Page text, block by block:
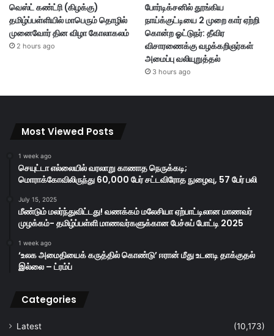
வெஸ்ட் கண்ட்ரி (கிழக்கு)
தமிழ்ப்பள்ளியில் மாபெரும் தொழில்
முனைவோர் தின விழா கோலாகலம்
2 hours ago
போர்டிக்சனில் தூங்கிய
நாய்க்குட்டியை 2 முறை கார் ஏற்றி
கொன்ற ஓட்டுநர்: தீவிர
விசாரணைக்கு வழக்கறிஞர்கள்
அமைப்பு வலியுறுத்தல்
3 hours ago
Most Viewed Posts
1 week ago
செயுட்டா எல்லையில் வரலாறு காணாத நெருக்கடி;
மொராக்கோவிலிருந்து 60,000 பேர் சட்டவிரோத நுழைவு, 57 பேர் பலி
July 15, 2025
மீண்டும் மலர்ந்துவிட்டது! வணக்கம் மலேசியா ஏற்பாட்டிலான மாணவர்
முழக்கம்- தமிழ்ப்பள்ளி மாணவர்களுக்கான பேச்சுப் போட்டி 2025
1 week ago
‘உலக அமைதியைக் கருத்தில் கொண்டு’ ஈரான் மீது உடனடி தாக்குதல்
இல்லை – ட்ரம்ப்
Categories
Latest
(10,173)